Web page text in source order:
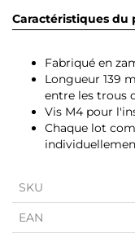
Caractéristiques du
Fabriqué en
Longueur 139
entre les trous
Vis M4 pour
Chaque lot
SKU
EAN